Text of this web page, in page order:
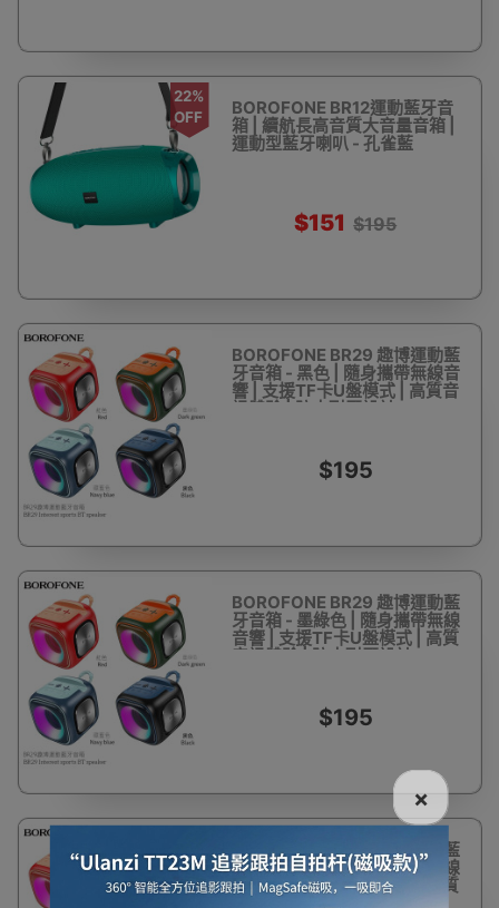
22%
OFF
BOROFONE BR12運動藍牙音
箱 | 續航長高音質大音量音箱 |
運動型藍牙喇叭 - 孔雀藍
$151 $195
BOROFONE BR29 趣博運動藍
牙音箱 - 黑色 | 隨身攜帶無線音
響 | 支援TF卡U盤模式 ​​| 高質音
訊體驗 | 防水耐壓設計
$195
BOROFONE BR29 趣博運動藍
牙音箱 - 墨綠色 | 隨身攜帶無線
音響 | 支援TF卡U盤模式 ​​| 高質
音訊體驗 | 防水耐壓設計
$195
BOROFONE BR29 趣博運動藍
牙音箱 - 藏藍色 | 隨身攜帶無線
音響 | 支援TF卡U盤模式 ​​| 高質
音訊體驗 | 防水耐壓設計
×